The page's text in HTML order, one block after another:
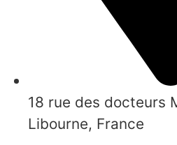
18 rue des docteurs
Libourne, France